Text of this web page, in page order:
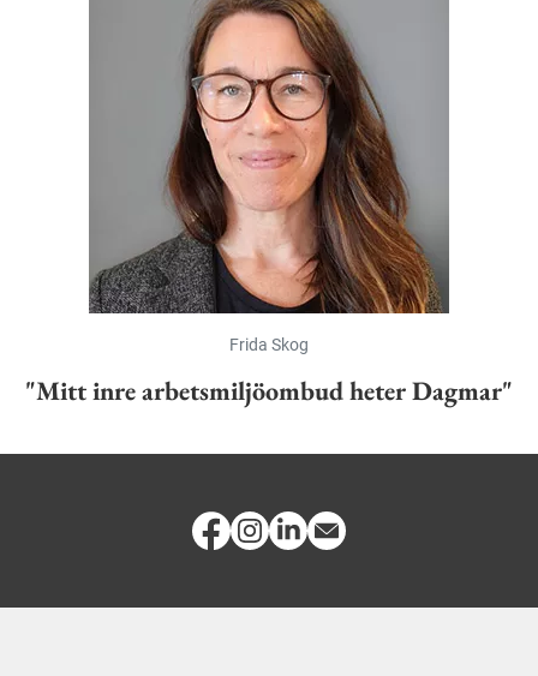
Frida Skog
"Mitt inre arbetsmiljöombud heter Dagmar"